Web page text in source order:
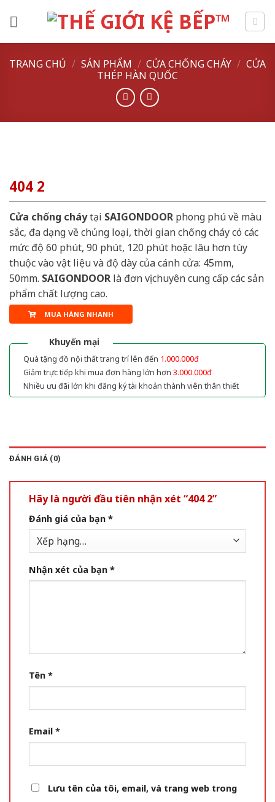
TRANG CHỦ / SẢN PHẨM / CỬA CHỐNG CHÁY / CỬA
THÉP HÀN QUỐC
404 2
Cửa chống cháytại SAIGONDOOR phong phú về màu
sắc, đa dạng về chủng loại, thời gian chống cháy có các
mức độ 60 phút, 90 phút, 120 phút hoặc lâu hơn tùy
thuộc vào vật liệu và độ dày của cánh cửa: 45mm,
50mm. SAIGONDOOR là đơn vị chuyên cung cấp các sản
phẩm chất lượng cao.
MUA HÀNG NHANH
Khuyến mại
Quà tặng đồ nội thất trang trí lên đến 1.000.000đ
Giảm trực tiếp khi mua đơn hàng lớn hơn 3.000.000đ
Nhiều ưu đãi lớn khi đăng ký tài khoản thành viên thân thiết
ĐÁNH GIÁ (0)
Hãy là người đầu tiên nhận xét “404 2”
Đánh giá của bạn *
Nhận xét của bạn *
Tên *
Email *
Lưu tên của tôi, email, và trang web trong